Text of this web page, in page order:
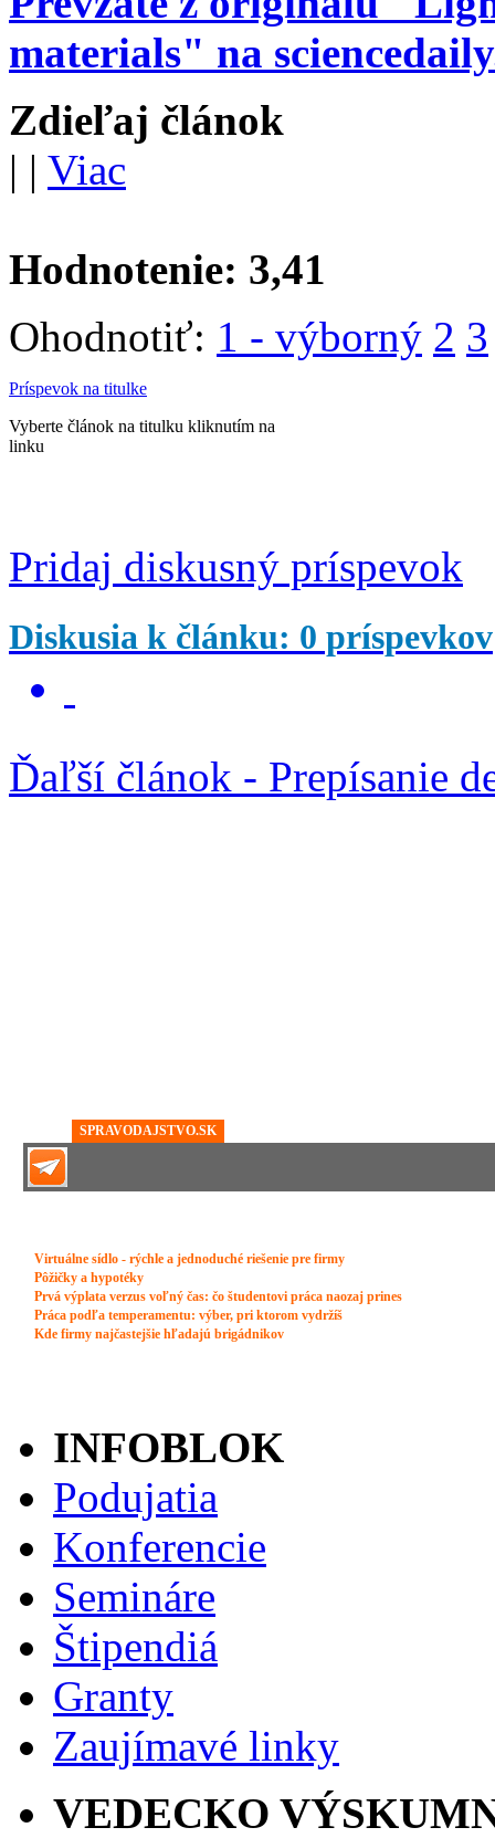
materials" na
Zdieľaj článok
| | Viac
Hodnotenie: 3,41
Ohodnotiť: 1 - výborný 2 3
Príspevok na titulke
Vyberte článok na titulku kliknutím na
linku
Pridaj diskusný príspevok
Diskusia k článku: 0 príspevkov
Ďaľší článok - Prepísanie
INFOBLOK
Podujatia
Konferencie
Semináre
Štipendiá
Granty
Zaujímavé linky
VEDECKO